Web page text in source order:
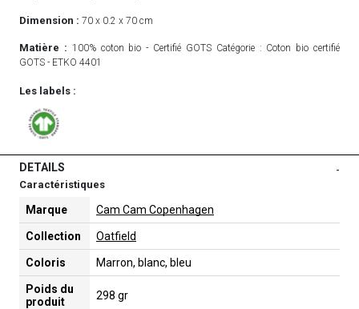
Dimension : 70 x 0.2 x 70 cm
Matière : 100% coton bio - Certifié GOTS Catégorie : Coton bio certifié
GOTS - ETKO 4401
Les labels :
DETAILS -
Caractéristiques
Marque Cam Cam Copenhagen
Collection Oatfield
Coloris Marron, blanc, bleu
Poids du
produit
298 gr